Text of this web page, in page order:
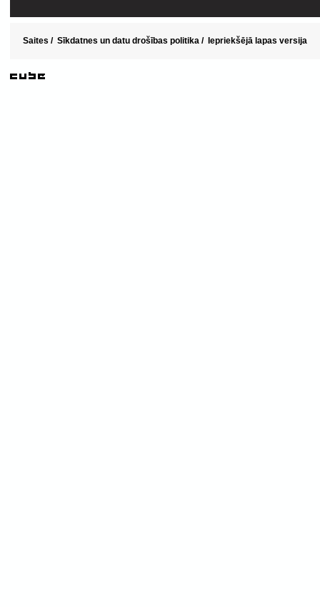
Saites / Sīkdatnes un datu drošības politika / Iepriekšējā lapas versija